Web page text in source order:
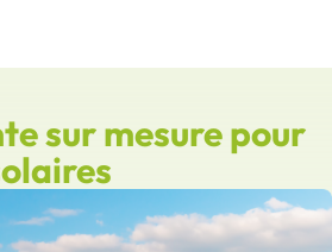
sur mesure pour